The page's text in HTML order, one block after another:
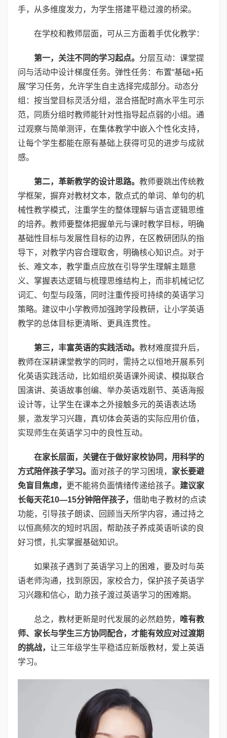
手，从多维度发力，为学生搭建平稳过渡的桥梁。
在学校和教师层面，可从三方面着手优化教学：
第一，关注不同的学习起点。 分层互动：课堂提
问与活动中设计梯度任务。弹性任务：布置“基础+拓
展”学习任务，允许学生自主选择完成部分。动态分
组：按当堂目标灵活分组，混合搭配时高水平生可示
范，同质分组时教师能针对性指导起点弱的小组。通
过观察与简单测评，在集体教学中嵌入个性化支持，
让每个学生都能在原有基础上获得可见的进步与成就
感。
第二，革新教学的设计思路。 教师要跳出传统教
学框架，摒弃对教材文本，散点式的单词、单句的机
械性教学模式，注重学生的整体理解与语言逻辑思维
的培养。教师要整体把握单元与课时教学目标，明确
基础性目标与发展性目标的边界，在区教研团队的指
导下，对教学内容合理取舍，明确核心知识点。对于
长、难文本，教学重点应放在引导学生理解主题意
义、掌握表达逻辑与梳理思维结构上，而非机械记忆
词汇、句型与段落，同时注重传授可持续的英语学习
策略。建议中小学教师加强跨学段教研，让小学英语
教学的总体目标更清晰、更具连贯性。
第三，丰富英语的实践活动。 教材难度提升后，
教师在深耕课堂教学的同时，需持之以恒地开展系列
化英语实践活动，比如组织英语课外阅读、模拟联合
国演讲、英语故事创编、举办英语戏剧节、英语海报
设计等，让学生在课本之外接触多元的英语表达场
景，激发学习兴趣，真切体会英语的实际应用价值，
实现师生在英语学习中的良性互动。
在家长层面，关键在于做好家校协同，用科学的
方式陪伴孩子学习。 面对孩子的学习困境， 家长要避
免盲目焦虑，
更不能将负面情绪传递给孩子。 建议家
长每天花10—15分钟陪伴孩子， 借助电子教材的点读
功能，引导孩子朗读、回顾当天所学内容，通过持之
以恒高频次的短时巩固，帮助孩子养成英语听读的良
好习惯，扎实掌握基础知识。
如果孩子遇到了英语学习上的困难，要及时与英
语老师沟通，找到原因，家校合力，保护孩子英语学
习兴趣和信心，助力孩子渡过英语学习的困难期。
总之，教材更新是时代发展的必然趋势，
唯有教
师、家长与学生三方协同配合，才能有效应对过渡期
的挑战， 让三年级学生平稳适应新版教材，爱上英语
学习。